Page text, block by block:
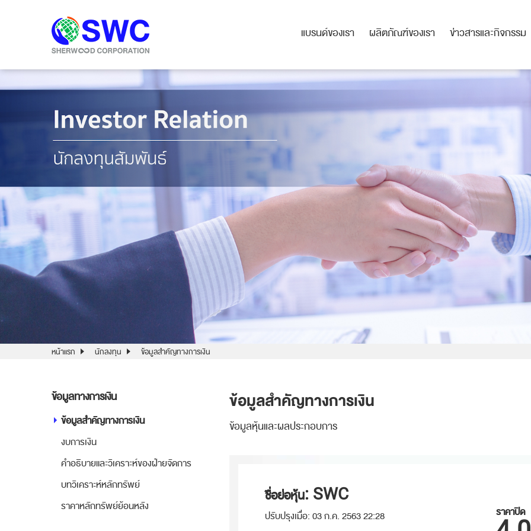
แบรนด์ของเรา
ผลิตภัณฑ์ของเรา
ข่าวสารและกิจกรรม
หน้าแรก นักลงทุน ข้อมูลสำคัญทางการเงิน
ข้อมูลทางการเงิน
ข้อมูลสำคัญทางการเงิน
งบการเงิน
คำอธิบายและวิเคราะห์ของฝ่ายจัดการ
บทวิเคราะห์หลักทรัพย์
ราคาหลักทรัพย์ย้อนหลัง
ข้อมูลสำคัญทางการเงิน
ข้อมูลหุ้นและผลประกอบการ
ชื่อย่อหุ้น: SWC
ปรับปรุงเมื่อ: 03 ก.ค. 2563 22:28 ราคาปิด